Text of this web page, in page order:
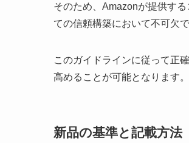
そのため、Amazonが提供す
ての信頼構築において不可欠で
このガイドラインに従って正
高めることが可能となります。
新品の基準と記載方法